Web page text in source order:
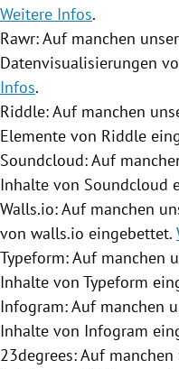
Weitere Infos.
Rawr: Auf manchen
Datenvisualisierungen
Infos.
Riddle: Auf manchen
Elemente von Riddle
Soundcloud: Auf
Inhalte von Soundcloud
Walls.io: Auf manchen
von walls.io eingebettet.
Typeform: Auf manchen
Inhalte von Typeform
Infogram: Auf manchen
Inhalte von Infogram
23degrees: Auf